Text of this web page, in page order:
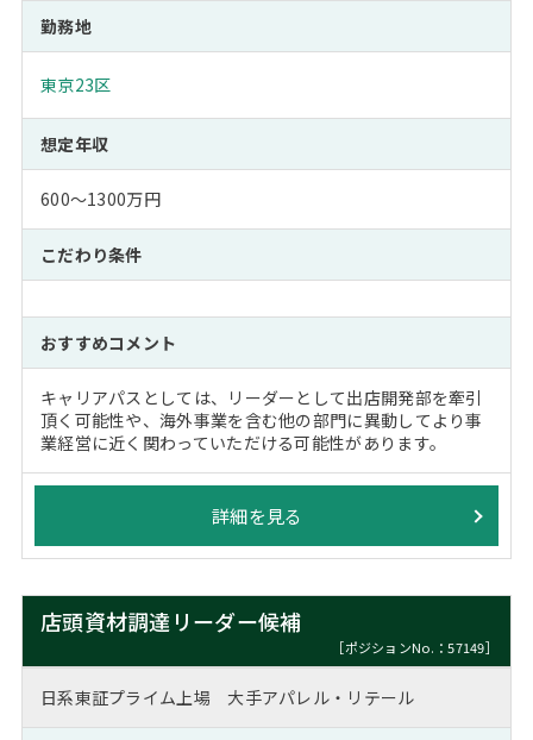
勤務地
東京23区
想定年収
600～1300万円
こだわり条件
おすすめコメント
キャリアパスとしては、リーダーとして出店開発部を牽引
頂く可能性や、海外事業を含む他の部門に異動してより事
業経営に近く関わっていただける可能性があります。
詳細を見る
店頭資材調達リーダー候補
［ポジションNo.：57149］
日系東証プライム上場 大手アパレル・リテール